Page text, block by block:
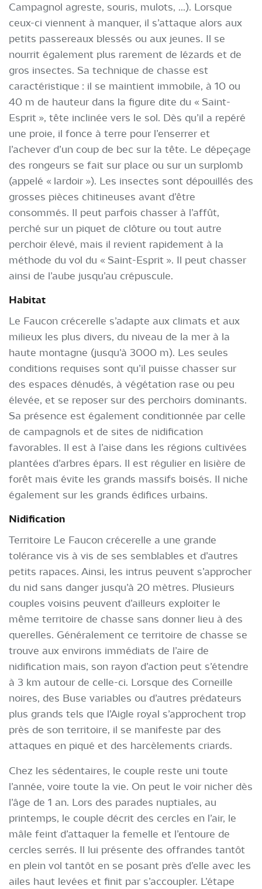
Campagnol agreste, souris, mulots, ...). Lorsque
ceux-ci viennent à manquer, il s’attaque alors aux
petits passereaux blessés ou aux jeunes. Il se
nourrit également plus rarement de lézards et de
gros insectes. Sa technique de chasse est
caractéristique : il se maintient immobile, à 10 ou
40 m de hauteur dans la figure dite du « Saint-
Esprit », tête inclinée vers le sol. Dès qu’il a repéré
une proie, il fonce à terre pour l’enserrer et
l’achever d’un coup de bec sur la tête. Le dépeçage
des rongeurs se fait sur place ou sur un surplomb
(appelé « lardoir »). Les insectes sont dépouillés des
grosses pièces chitineuses avant d’être
consommés. Il peut parfois chasser à l’affût,
perché sur un piquet de clôture ou tout autre
perchoir élevé, mais il revient rapidement à la
méthode du vol du « Saint-Esprit ». Il peut chasser
ainsi de l’aube jusqu’au crépuscule.
Habitat
Le Faucon crécerelle s’adapte aux climats et aux
milieux les plus divers, du niveau de la mer à la
haute montagne (jusqu’à 3000 m). Les seules
conditions requises sont qu’il puisse chasser sur
des espaces dénudés, à végétation rase ou peu
élevée, et se reposer sur des perchoirs dominants.
Sa présence est également conditionnée par celle
de campagnols et de sites de nidification
favorables. Il est à l’aise dans les régions cultivées
plantées d’arbres épars. Il est régulier en lisière de
forêt mais évite les grands massifs boisés. Il niche
également sur les grands édifices urbains.
Nidification
Territoire Le Faucon crécerelle a une grande
tolérance vis à vis de ses semblables et d’autres
petits rapaces. Ainsi, les intrus peuvent s’approcher
du nid sans danger jusqu’à 20 mètres. Plusieurs
couples voisins peuvent d’ailleurs exploiter le
même territoire de chasse sans donner lieu à des
querelles. Généralement ce territoire de chasse se
trouve aux environs immédiats de l’aire de
nidification mais, son rayon d’action peut s’étendre
à 3 km autour de celle-ci. Lorsque des Corneille
noires, des Buse variables ou d’autres prédateurs
plus grands tels que l’Aigle royal s’approchent trop
près de son territoire, il se manifeste par des
attaques en piqué et des harcèlements criards.
Chez les sédentaires, le couple reste uni toute
l’année, voire toute la vie. On peut le voir nicher dès
l’âge de 1 an. Lors des parades nuptiales, au
printemps, le couple décrit des cercles en l’air, le
mâle feint d’attaquer la femelle et l’entoure de
cercles serrés. Il lui présente des offrandes tantôt
en plein vol tantôt en se posant près d’elle avec les
ailes haut levées et finit par s’accoupler. L’étape